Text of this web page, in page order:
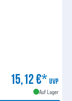
15,12 €* UVP
Auf Lager